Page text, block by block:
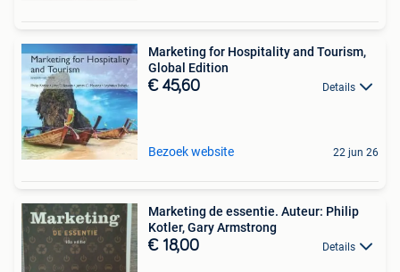
Marketing for Hospitality and Tourism,
Global Edition
€ 45,60 Details
Bezoek website 22 jun 26
Marketing de essentie. Auteur: Philip
Kotler, Gary Armstrong
€ 18,00 Details